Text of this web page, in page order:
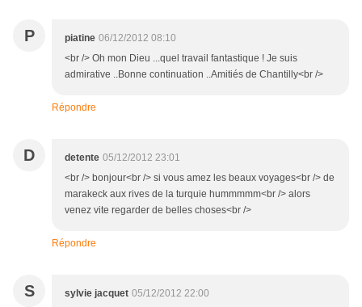
P piatine 06/12/2012 08:10
<br /> Oh mon Dieu ...quel travail fantastique ! Je suis
admirative ..Bonne continuation ..Amitiés de Chantilly<br />
Répondre
D detente 05/12/2012 23:01
<br /> bonjour<br /> si vous amez les beaux voyages<br /> de
marakeck aux rives de la turquie hummmmm<br /> alors
venez vite regarder de belles choses<br />
Répondre
S sylvie jacquet 05/12/2012 22:00